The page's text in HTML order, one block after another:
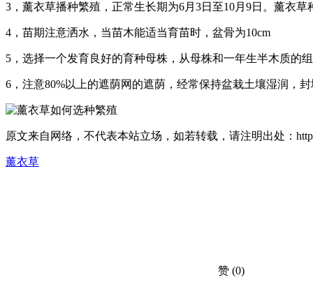
3，薰衣草播种繁殖，正常生长期为6月3日至10月9日。薰衣
4，苗期注意洒水，当苗木能适当育苗时，盆骨为10cm
5，选择一个发育良好的育种母株，从母株和一年生半木质的
6，注意80%以上的遮荫网的遮荫，经常保持盆栽土壤湿润，
原文来自网络，不代表本站立场，如若转载，请注明出处：
薰衣草
赞 (0)